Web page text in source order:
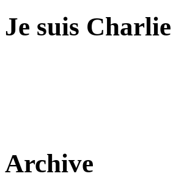
Je suis
Archive